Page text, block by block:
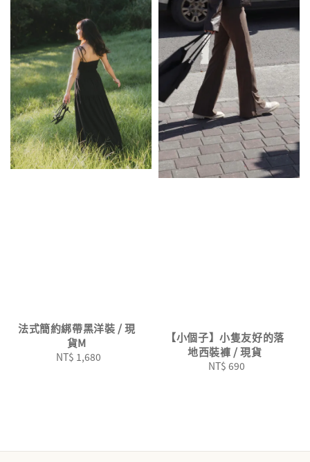
法式簡約綁帶黑洋裝 / 現
貨M
Regular
NT$ 1,680
【小個子】小隻友好的落
地西裝褲 / 現貨
Regular
NT$ 690